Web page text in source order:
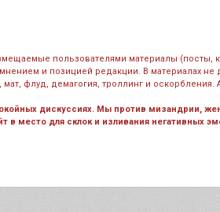
пользователями материалы
и позицией редакции. В материалах
флуд, демагогия, троллинг и оскорбления.
дискуссиях. Мы против мизандрии,
место для склок и изливания негативных